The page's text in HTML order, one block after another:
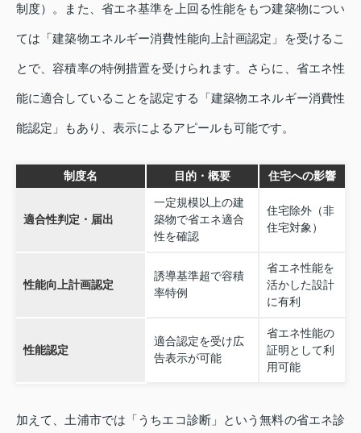
制度）。また、省エネ基準を上回る性能をもつ建築物につい
ては「建築物エネルギー消費性能向上計画認定」を受けるこ
とで、容積率の特例措置を受けられます。さらに、省エネ性
能に適合していることを認定する「建築物エネルギー消費性
能認定」もあり、表示によるアピールも可能です。
制度名 目的・概要 住宅への影響
適合性判定・届出
一定規模以上の建
築物で省エネ適合
性を確認
住宅除外（非
住宅対象）
性能向上計画認定
誘導基準超で容積
率特例
省エネ性能を
活かした設計
に有利
性能認定
適合認定を受け広
告表示が可能
省エネ性能の
証明として利
用可能
加えて、土浦市では「うちエコ診断」という無料の省エネ診